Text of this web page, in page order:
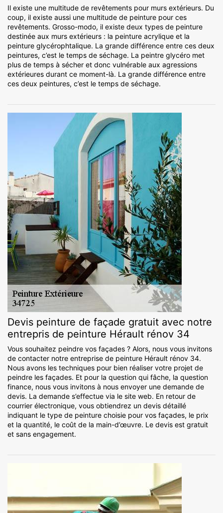
Il existe une multitude de revêtements pour murs extérieurs. Du
coup, il existe aussi une multitude de peinture pour ces
revêtements. Grosso-modo, il existe deux types de peinture
destinée aux murs extérieurs : la peinture acrylique et la
peinture glycérophtalique. La grande différence entre ces deux
peintures, c’est le temps de séchage. La peintre glycéro met
plus de temps à sécher et donc vulnérable aux agressions
extérieures durant ce moment-là. La grande différence entre
ces deux peintures, c’est le temps de séchage.
Devis peinture de façade gratuit avec notre
entrepris de peinture Hérault rénov 34
Vous souhaitez peindre vos façades ? Alors, nous vous invitons
de contacter notre entreprise de peinture Hérault rénov 34.
Nous avons les techniques pour bien réaliser votre projet de
peindre les façades. Et pour la question qui fâche, la question
finance, nous vous invitons à nous envoyer une demande de
devis. La demande s’effectue via le site web. En retour de
courrier électronique, vous obtiendrez un devis détaillé
indiquant le type de peinture choisie pour vos façades, le prix
et la quantité, le coût de la main-d’œuvre. Le devis est gratuit
et sans engagement.